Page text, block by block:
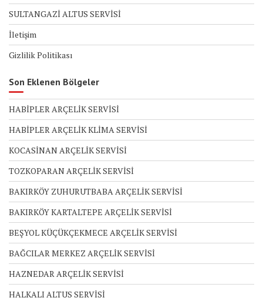
SULTANGAZİ ALTUS SERVİSİ
İletişim
Gizlilik Politikası
Son Eklenen Bölgeler
HABİPLER ARÇELİK SERVİSİ
HABİPLER ARÇELİK KLİMA SERVİSİ
KOCASİNAN ARÇELİK SERVİSİ
TOZKOPARAN ARÇELİK SERVİSİ
BAKIRKÖY ZUHURUTBABA ARÇELİK SERVİSİ
BAKIRKÖY KARTALTEPE ARÇELİK SERVİSİ
BEŞYOL KÜÇÜKÇEKMECE ARÇELİK SERVİSİ
BAĞCILAR MERKEZ ARÇELİK SERVİSİ
HAZNEDAR ARÇELİK SERVİSİ
HALKALI ALTUS SERVİSİ